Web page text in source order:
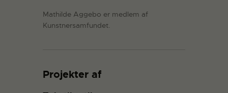
Mathilde Aggebo er medlem af
Kunstnersamfundet.
Projekter af